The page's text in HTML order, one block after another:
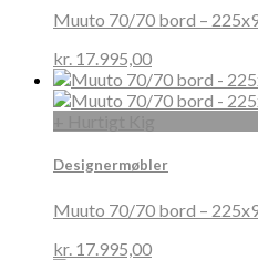
Muuto 70/70 bord –
kr. 17.995,00
Designermøbler
Muuto 70/70 bord –
kr. 17.995,00